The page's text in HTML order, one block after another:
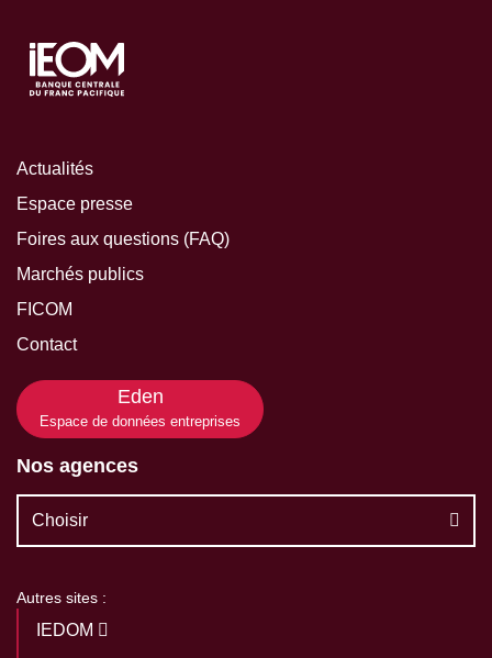
Actualités
Espace presse
Foires aux questions (FAQ)
Marchés publics
FICOM
Contact
Eden
Espace de données entreprises
Nos agences
Choisir
Autres sites :
IEDOM